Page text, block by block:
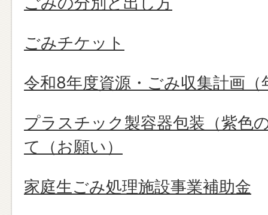
ごみチケット
令和8年度資源・ごみ収集計画
プラスチック製容器包装（紫色
て（お願い）
家庭生ごみ処理施設事業補助金